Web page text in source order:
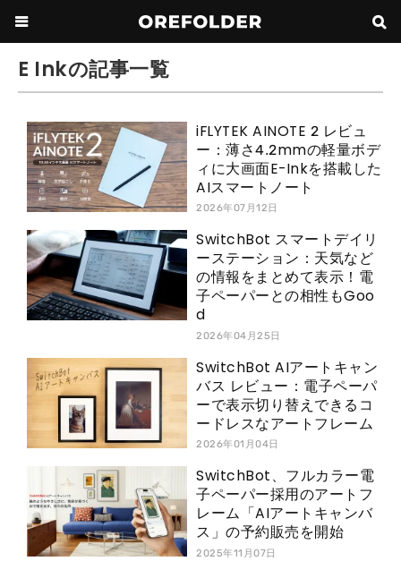
E Inkの記事一覧
iFLYTEK AINOTE 2 レビュ
ー：薄さ4.2mmの軽量ボデ
ィに大画面E-Inkを搭載した
AIスマートノート
2026年07月12日
SwitchBot スマートデイリ
ーステーション：天気など
の情報をまとめて表示！電
子ペーパーとの相性もGoo
d
2026年04月25日
SwitchBot AIアートキャン
バス レビュー：電子ペーパ
ーで表示切り替えできるコ
ードレスなアートフレーム
2026年01月04日
SwitchBot、フルカラー電
子ペーパー採用のアートフ
レーム「AIアートキャンバ
ス」の予約販売を開始
2025年11月07日